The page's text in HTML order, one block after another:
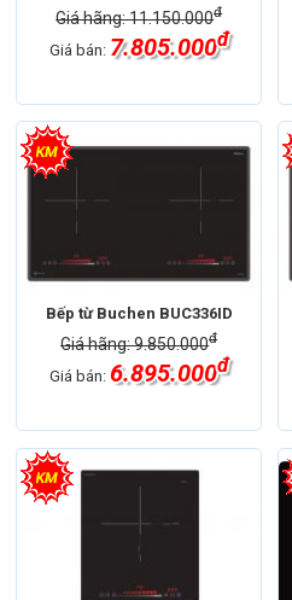
Giá hãng: 11.150.000đ
Giá bán: 7.805.000đ
Bếp từ Buchen BUC336ID
Giá hãng: 9.850.000đ
Giá bán: 6.895.000đ